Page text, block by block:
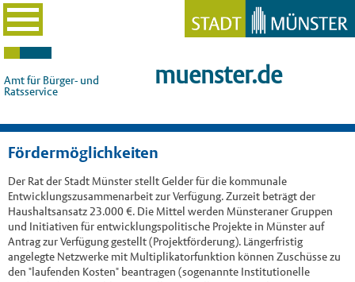
Amt für Bürger- und
Ratsservice
muenster.de
Fördermöglichkeiten
Der Rat der Stadt Münster stellt Gelder für die kommunale
Entwicklungszusammenarbeit zur Verfügung. Zurzeit beträgt der
Haushaltsansatz 23.000 €. Die Mittel werden Münsteraner Gruppen
und Initiativen für entwicklungspolitische Projekte in Münster auf
Antrag zur Verfügung gestellt (Projektförderung). Längerfristig
angelegte Netzwerke mit Multiplikatorfunktion können Zuschüsse zu
den "laufenden Kosten" beantragen (sogenannte Institutionelle